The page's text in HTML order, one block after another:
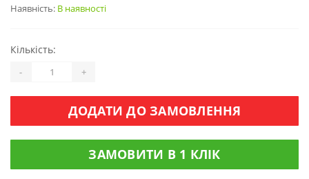
Наявність: В наявності
Кількість:
- +
ДОДАТИ ДО ЗАМОВЛЕННЯ
ЗАМОВИТИ В 1 КЛІК